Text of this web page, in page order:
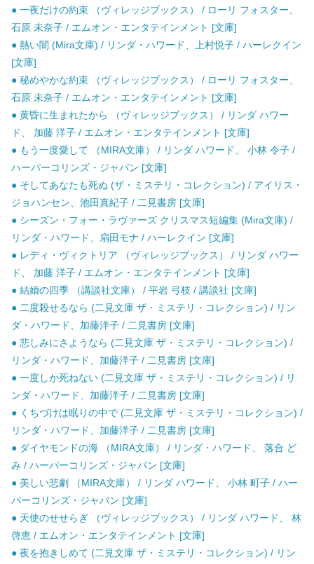
● 一夜だけの約束 （ヴィレッジブックス） / ローリ フォスター、
石原 未奈子 / エムオン・エンタテインメント [文庫]
● 熱い闇 (Mira文庫) / リンダ・ハワード、上村悦子 / ハーレクイン
[文庫]
● 秘めやかな約束 （ヴィレッジブックス） / ローリ フォスター、
石原 未奈子 / エムオン・エンタテインメント [文庫]
● 黄昏に生まれたから （ヴィレッジブックス） / リンダ ハワー
ド、 加藤 洋子 / エムオン・エンタテインメント [文庫]
● もう一度愛して （MIRA文庫） / リンダ ハワード、 小林 令子 /
ハーパーコリンズ・ジャパン [文庫]
● そしてあなたも死ぬ (ザ・ミステリ・コレクション) / アイリス・
ジョハンセン、池田真紀子 / 二見書房 [文庫]
● シーズン・フォー・ラヴァーズ クリスマス短編集 (Mira文庫) /
リンダ・ハワード、扇田モナ / ハーレクイン [文庫]
● レディ・ヴィクトリア （ヴィレッジブックス） / リンダ ハワー
ド、 加藤 洋子 / エムオン・エンタテインメント [文庫]
● 結婚の四季 （講談社文庫） / 平岩 弓枝 / 講談社 [文庫]
● 二度殺せるなら (二見文庫 ザ・ミステリ・コレクション) / リン
ダ・ハワード、加藤洋子 / 二見書房 [文庫]
● 悲しみにさようなら (二見文庫 ザ・ミステリ・コレクション) /
リンダ・ハワード、加藤洋子 / 二見書房 [文庫]
● 一度しか死ねない (二見文庫 ザ・ミステリ・コレクション) / リ
ンダ・ハワード、加藤洋子 / 二見書房 [文庫]
● くちづけは眠りの中で (二見文庫 ザ・ミステリ・コレクション) /
リンダ・ハワード、加藤洋子 / 二見書房 [文庫]
● ダイヤモンドの海 （MIRA文庫） / リンダ・ハワード、 落合 ど
み / ハーパーコリンズ・ジャパン [文庫]
● 美しい悲劇 （MIRA文庫） / リンダ ハワード、 小林 町子 / ハー
パーコリンズ・ジャパン [文庫]
● 天使のせせらぎ （ヴィレッジブックス） / リンダ ハワード、 林
啓恵 / エムオン・エンタテインメント [文庫]
● 夜を抱きしめて (二見文庫 ザ・ミステリ・コレクション) / リン